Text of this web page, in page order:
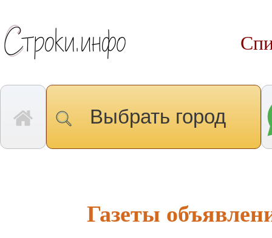
Выбрать город
Газеты